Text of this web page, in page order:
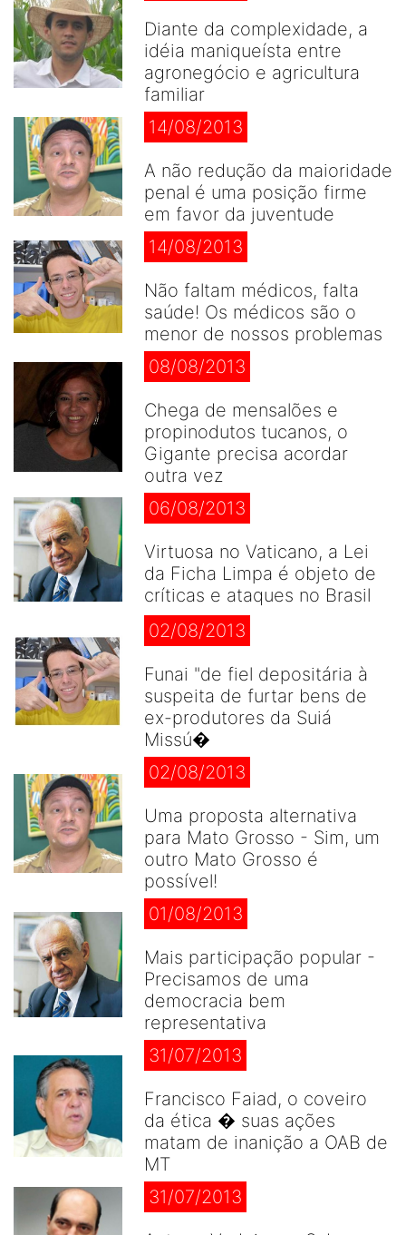
Diante da complexidade, a
idéia maniqueísta entre
agronegócio e agricultura
familiar
14/08/2013
A não redução da maioridade
penal é uma posição firme
em favor da juventude
14/08/2013
Não faltam médicos, falta
saúde! Os médicos são o
menor de nossos problemas
08/08/2013
Chega de mensalões e
propinodutos tucanos, o
Gigante precisa acordar
outra vez
06/08/2013
Virtuosa no Vaticano, a Lei
da Ficha Limpa é objeto de
críticas e ataques no Brasil
02/08/2013
Funai "de fiel depositária à
suspeita de furtar bens de
ex-produtores da Suiá
Missú�
02/08/2013
Uma proposta alternativa
para Mato Grosso - Sim, um
outro Mato Grosso é
possível!
01/08/2013
Mais participação popular -
Precisamos de uma
democracia bem
representativa
31/07/2013
Francisco Faiad, o coveiro
da ética � suas ações
matam de inanição a OAB de
MT
31/07/2013